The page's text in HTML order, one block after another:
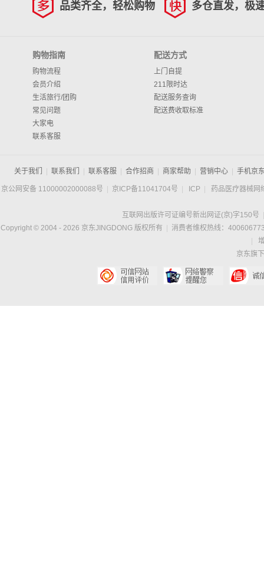
品类齐全，轻松购物 多仓直发，极
购物指南
购物流程
会员介绍
生活旅行/团购
常见问题
大家电
联系客服
配送方式
上门自提
211限时达
配送服务查询
配送费收取标准
关于我们 联系我们 联系客服 合作招商 商家帮助 营销中心 手机京
京公网安备 11000002000088号 京ICP备11041704号 ICP 药品医疗器械网
互联网出版许可证编号新出网证(京)字150号
Copyright © 2004 - 2026 京东JINGDONG 版权所有
消费者维权热线：
京东旗